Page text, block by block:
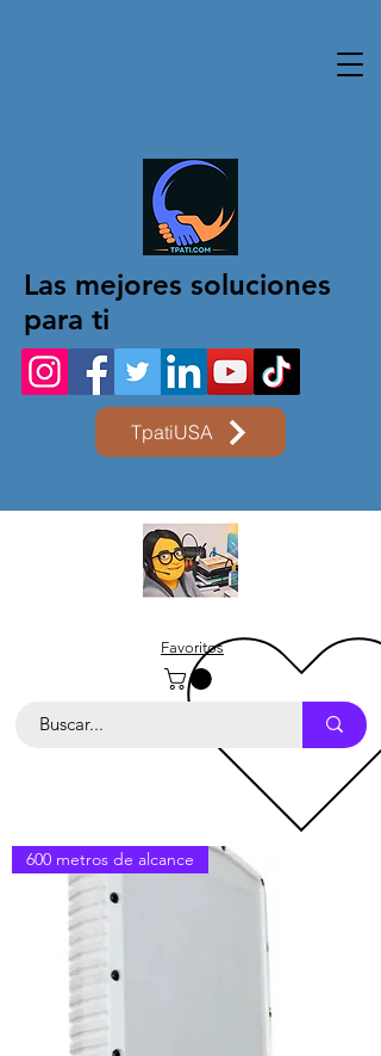
Las mejores soluciones
para ti
TpatiUSA
Favoritos
600 metros de alcance